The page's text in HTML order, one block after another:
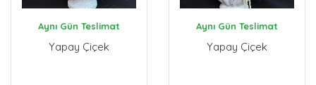
Aynı Gün Teslimat
Yapay Çiçek
Aynı Gün Teslimat
Yapay Çiçek